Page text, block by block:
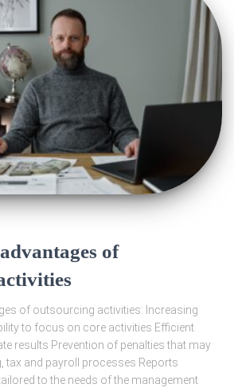
of
of outsourcing activities: Increasing
to focus on core activities Efficient
results Prevention of penalties that may
tax and payroll processes Reports
to the needs of the management